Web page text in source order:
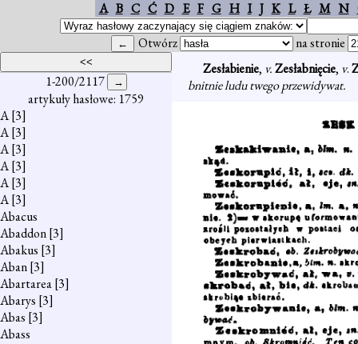
A B C Ć D E F G H I J K L Ł M N
Otwórz na stronie
1-200/2117
artykuły hasłowe: 1759
A[3]
A[3]
A[3]
A[3]
A[3]
A[3]
Abacus
Abaddon[3]
Abakus [3]
Aban[3]
Abartarea[3]
Abarys [3]
Abas [3]
Abass
Zesłabienie, v.Zesłabnięcie, v.
bnitnie ludu twego przewidywat.